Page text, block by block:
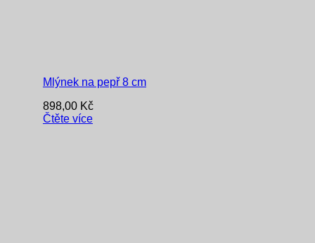
Mlýnek na pepř 8 cm
898,00 Kč
Čtěte více